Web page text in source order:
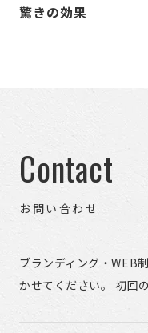
驚きの効果
Contact
お問い合わせ
ブランディング・WEB
かせてください。 初回